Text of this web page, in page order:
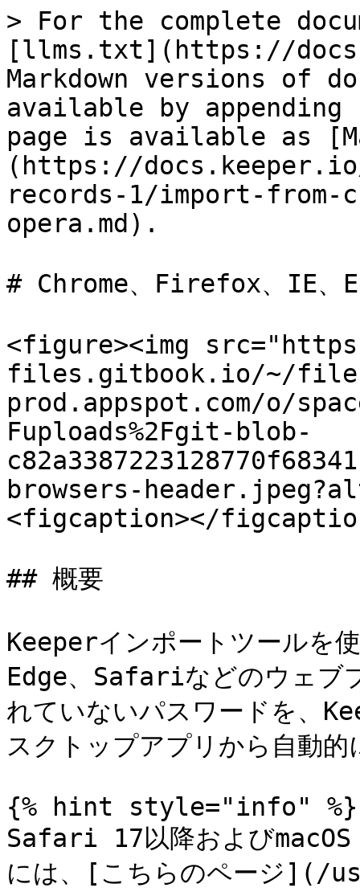
> For the complete
[llms.txt](https://
Markdown versions of
available by
page is available as
(https://
records-1/import-from-
opera.md).
# Chrome、Firefox、IE、
<figure><img
files.gitbook.io/~/
prod.appspot.com/o/
Fuploads%2Fgit-blob-
browsers-
<figcaption></
## 概要
Keeperインポートツールを
Edge、Safariなどのウェブ
れていないパスワードを、
スクトップアプリから自動
{% hint style="info" %}
Safari 17以降および
には、[こちらのページ